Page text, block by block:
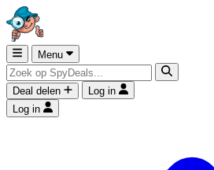
Menu
Deal delen
Log in
Log in